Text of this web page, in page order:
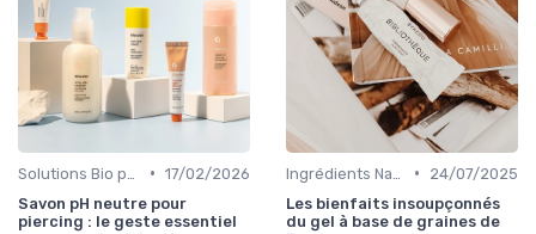
• 17/02/2026
Savon pH neutre pour
piercing : le geste essentiel
•
24/07/2025
Les bienfaits insoupçonnés
du gel à base de graines de